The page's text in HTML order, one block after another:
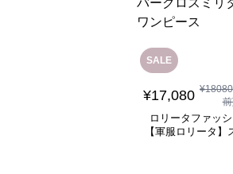
SALE
¥17,080 ¥18080
ロリータファッ
【軍服ロリータ】